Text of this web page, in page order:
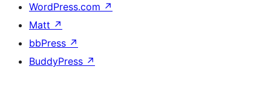
WordPress.com ↗
Matt ↗
bbPress ↗
BuddyPress ↗